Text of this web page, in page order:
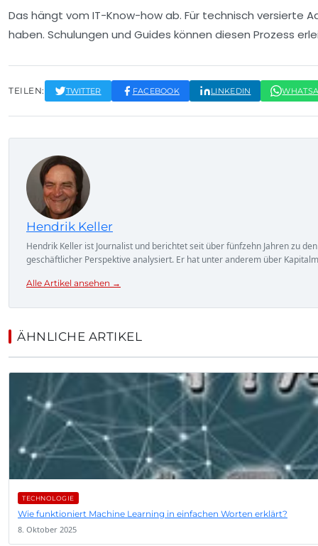
Das hängt vom IT-Know-how ab. Für technisch versierte
haben. Schulungen und Guides können diesen Prozess
TEILEN: TWITTER FACEBOOK LINKEDIN
Hendrik Keller
Hendrik Keller ist Journalist und berichtet seit über fünfzehn Jahren zu
geschäftlicher Perspektive analysiert. Er hat unter anderem über
Alle Artikel ansehen →
ÄHNLICHE ARTIKEL
TECHNOLOGIE
Wie funktioniert Machine Learning in einfachen Worten erklärt?
8. Oktober 2025